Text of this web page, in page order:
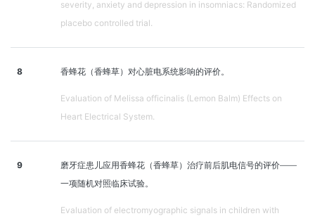
severity, anxiety and depression in insomniacs: Randomized
placebo controlled trial.
8 香蜂花（香蜂草）对心脏电系统影响的评价。
Evaluation of Melissa officinalis (Lemon Balm) Effects on
Heart Electrical System.
9
磨牙症患儿应用香蜂花（香蜂草）治疗前后肌电信号的评价——
一项随机对照临床试验。
Evaluation of electromyographic signals in children with